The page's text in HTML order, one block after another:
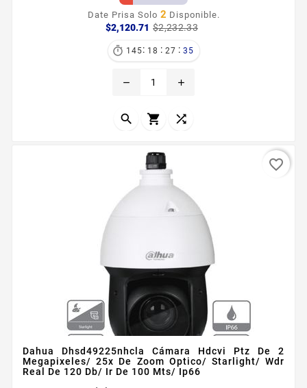
Información General El paquete SD222041GC consta
de una mini cámara domo de alta velocidad
megapixeles 1080P en tecnologia HDCVI e
para cámaras domo de la marca Dahua...
Date Prisa Solo 2 Disponible.
$2,120.71 $2,232.33
 145: 18 : 27 : 33
remove add
  
Dahua Dhsd49225nhcla Cámara Hdcvi Ptz De 2
Megapixeles/ 25x De Zoom Optico/ Starlight/ Wdr
Real De 120 Db/ Ir De 100 Mts/ Ip66
favorite_border